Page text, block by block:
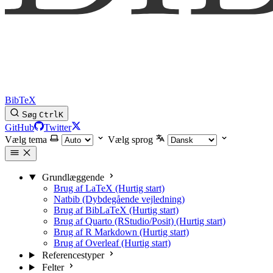
BibTeX
Søg CtrlK
GitHub
Twitter
Vælg tema
Vælg sprog
Grundlæggende
Brug af LaTeX (Hurtig start)
Natbib (Dybdegående vejledning)
Brug af BibLaTeX (Hurtig start)
Brug af Quarto (RStudio/Posit) (Hurtig start)
Brug af R Markdown (Hurtig start)
Brug af Overleaf (Hurtig start)
Referencestyper
Felter